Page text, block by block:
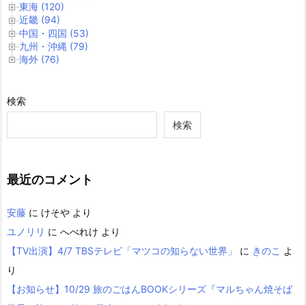
東海 (120)
近畿 (94)
中国・四国 (53)
九州・沖縄 (79)
海外 (76)
検索
検索
最近のコメント
安藤 に けそや より
ユノリリ に へべれけ より
【TV出演】4/7 TBSテレビ「マツコの知らない世界」
に きのこ よ
り
【お知らせ】10/29 旅のごはんBOOKシリーズ『マルちゃん焼そば